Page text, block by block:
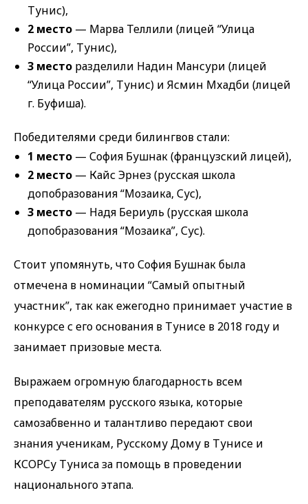
Тунис),
2 место — Марва Теллили (лицей “Улица
России”, Тунис),
3 место разделили Надин Мансури (лицей
“Улица России”, Тунис) и Ясмин Мхадби (лицей
г. Буфиша).
Победителями среди билингвов стали:
1 место — София Бушнак (французский лицей),
2 место — Кайс Эрнез (русская школа
допобразования “Мозаика, Сус),
3 место — Надя Бериуль (русская школа
допобразования “Мозаика”, Сус).
Стоит упомянуть, что София Бушнак была
отмечена в номинации “Самый опытный
участник”, так как ежегодно принимает участие в
конкурсе с его основания в Тунисе в 2018 году и
занимает призовые места.
Выражаем огромную благодарность всем
преподавателям русского языка, которые
самозабвенно и талантливо передают свои
знания ученикам, Русскому Дому в Тунисе и
КСОРСу Туниса за помощь в проведении
национального этапа.